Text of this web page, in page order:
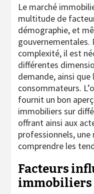
Le marché
multitude de
démographie, et
gouvernementales.
complexité, il est
différentes
demande, ainsi
consommateurs.
fournit un bon
immobiliers sur
offrant ainsi aux
professionnels, une
comprendre les
Facteurs
immobiliers